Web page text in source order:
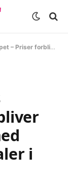
Serie 9 – Mange aftaler i april 2024
i